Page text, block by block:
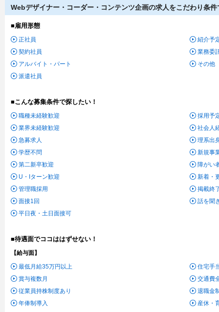
Webデザイナー・コーダー・コンテンツ企画の求人をこだわり条
■雇用形態
正社員
契約社員
アルバイト・パート
派遣社員
紹介予
業務委
その他
■こんな募集条件で探したい！
職種未経験歓迎
業界未経験歓迎
急募求人
学歴不問
第二新卒歓迎
U・Iターン歓迎
管理職採用
面接1回
平日夜・土日面接可
採用予
社会人
理系出
新規事
障がい
新着・
掲載終
話を聞
■待遇面でココははずせない！
【給与面】
最低月給35万円以上
賞与複数月
従業員持株制度あり
年俸制導入
住宅手
交通費
退職金
産休・